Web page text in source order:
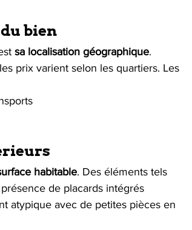
bien
sa localisation géographique.
prix varient selon les quartiers. Les
habitable. Des éléments tels
de placards intégrés
atypique avec de petites pièces en